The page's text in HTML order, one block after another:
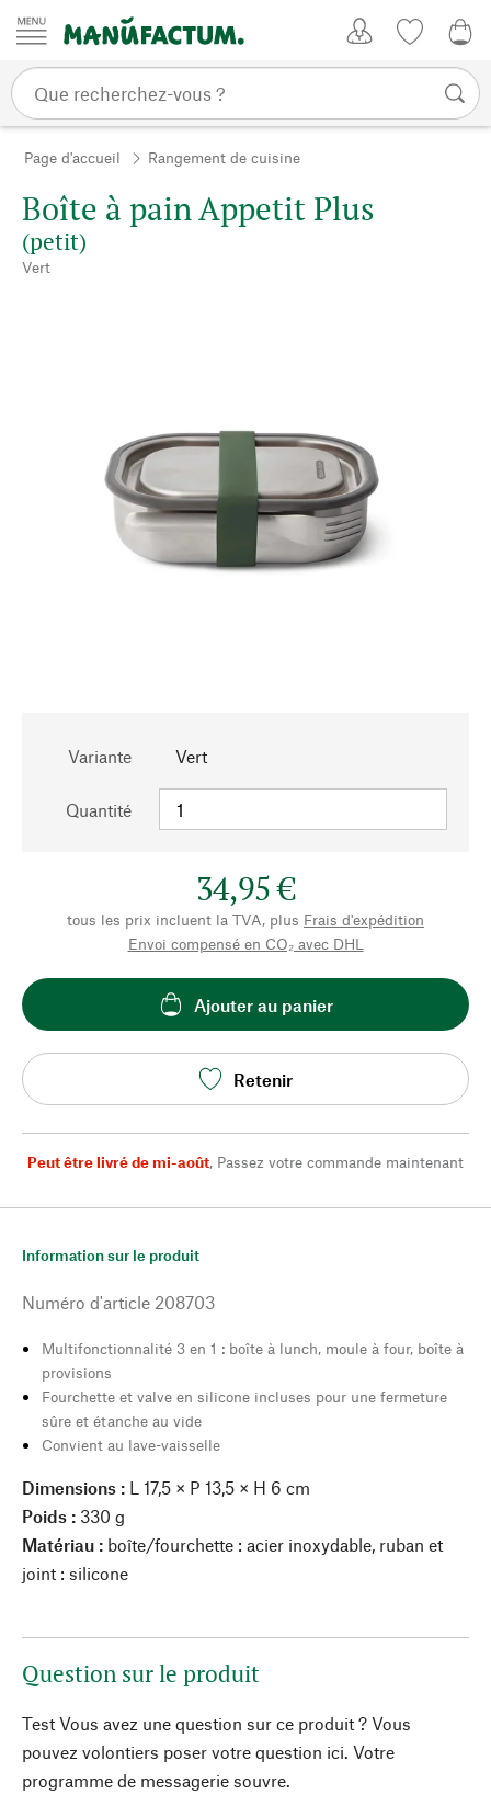
Passer au contenu
Page d'accueil Rangement de cuisine
Boîte à pain Appetit Plus
(petit)
Vert
Variante Vert
Quantité
34,95 €
tous les prix incluent la TVA, plus Frais d'expédition
Envoi compensé en CO₂ avec DHL
Ajouter au panier
Retenir
Peut être livré de mi-août, Passez votre commande maintenant
Information sur le produit
Numéro d'article 208703
Multifonctionnalité 3 en 1 : boîte à lunch, moule à four, boîte à
provisions
Fourchette et valve en silicone incluses pour une fermeture
sûre et étanche au vide
Convient au lave-vaisselle
Dimensions : L 17,5 × P 13,5 × H 6 cm
Poids : 330 g
Matériau : boîte/fourchette : acier inoxydable, ruban et
joint : silicone
Question sur le produit
Test Vous avez une question sur ce produit ? Vous
pouvez volontiers poser votre question ici. Votre
programme de messagerie souvre.